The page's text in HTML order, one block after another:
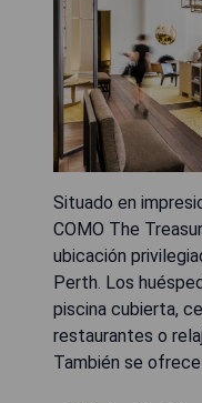
Situado en
COMO The
ubicación
Perth. Los
piscina cubierta,
restaurantes o
También se